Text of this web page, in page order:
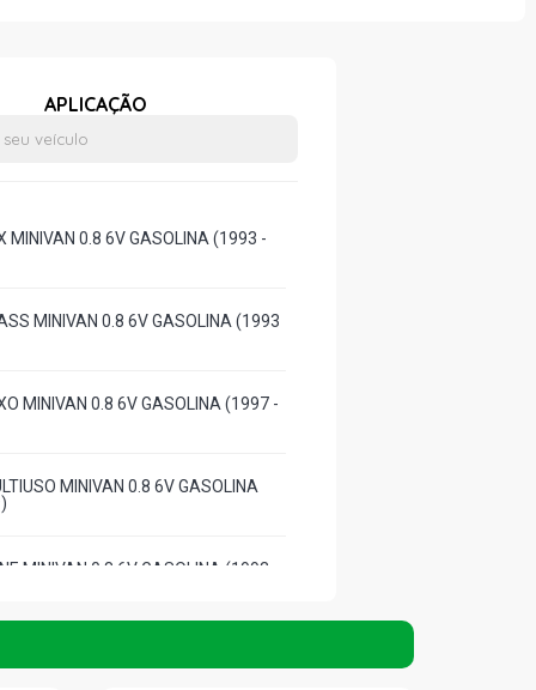
APLICAÇÃO
MINIVAN 0.8 6V GASOLINA (1993 -
MINIVAN 0.8 6V GASOLINA (1993
MINIVAN 0.8 6V GASOLINA (1997 -
MINIVAN 0.8 6V GASOLINA
MINIVAN 0.8 6V GASOLINA (1993 -